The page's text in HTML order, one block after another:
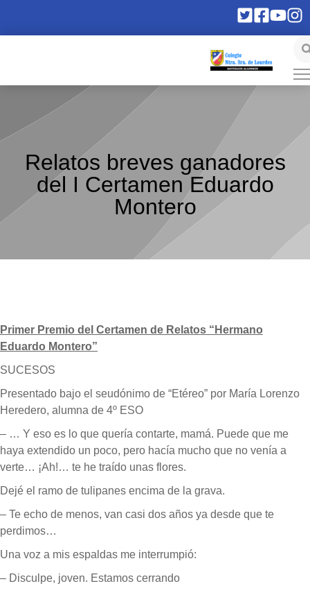
Relatos breves ganadores
del I Certamen Eduardo
Montero
Primer Premio del Certamen de Relatos “Hermano
Eduardo Montero”
SUCESOS
Presentado bajo el seudónimo de “Etéreo” por María Lorenzo
Heredero, alumna de 4º ESO
– … Y eso es lo que quería contarte, mamá. Puede que me
haya extendido un poco, pero hacía mucho que no venía a
verte… ¡Ah!… te he traído unas flores.
Dejé el ramo de tulipanes encima de la grava.
– Te echo de menos, van casi dos años ya desde que te
perdimos…
Una voz a mis espaldas me interrumpió:
– Disculpe, joven. Estamos cerrando